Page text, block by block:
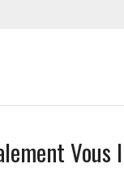
Vous